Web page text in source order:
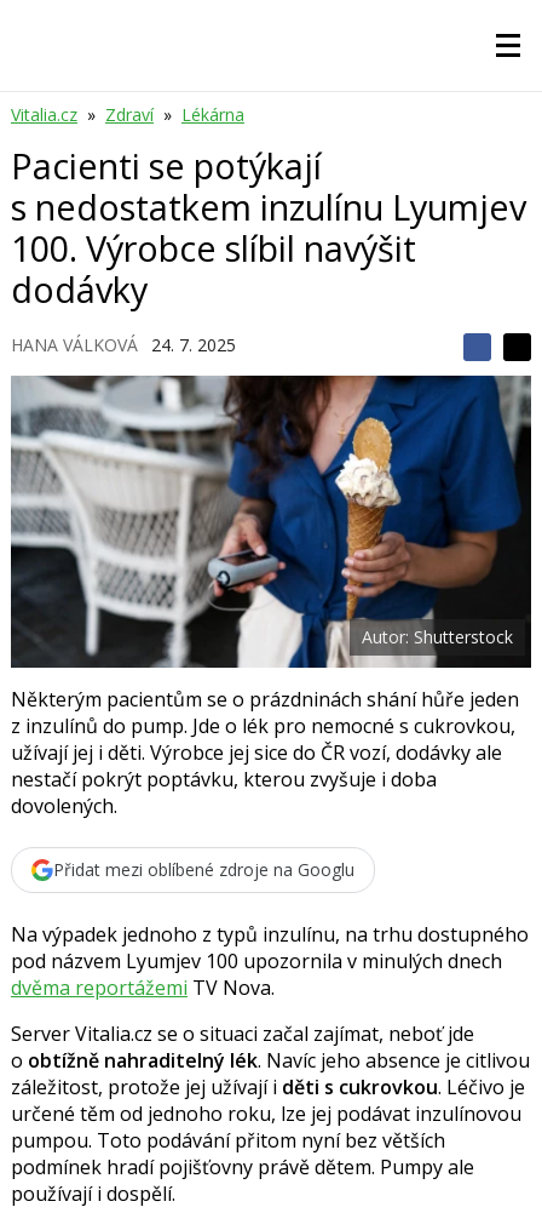
Vitalia.cz » Zdraví » Lékárna
Pacienti se potýkají
s nedostatkem inzulínu Lyumjev
100. Výrobce slíbil navýšit
dodávky
HANA VÁLKOVÁ 24. 7. 2025
S
d
í
e
t
S
a
F
a
c
o
k
d
l
e
j
e
n
Autor: Shutterstock
Některým pacientům se o prázdninách shání hůře jeden
z inzulínů do pump. Jde o lék pro nemocné s cukrovkou,
užívají jej i děti. Výrobce jej sice do ČR vozí, dodávky ale
nestačí pokrýt poptávku, kterou zvyšuje i doba
dovolených.
Přidat mezi oblíbené zdroje na Googlu
Na výpadek jednoho z typů inzulínu, na trhu dostupného
pod názvem Lyumjev 100 upozornila v minulých dnech
dvěma reportážemi TV Nova.
Server Vitalia.cz se o situaci začal zajímat, neboť jde
o obtížně nahraditelný lék. Navíc jeho absence je citlivou
záležitost, protože jej užívají i děti s cukrovkou. Léčivo je
určené těm od jednoho roku, lze jej podávat inzulínovou
pumpou. Toto podávání přitom nyní bez větších
podmínek hradí pojišťovny právě dětem. Pumpy ale
používají i dospělí.